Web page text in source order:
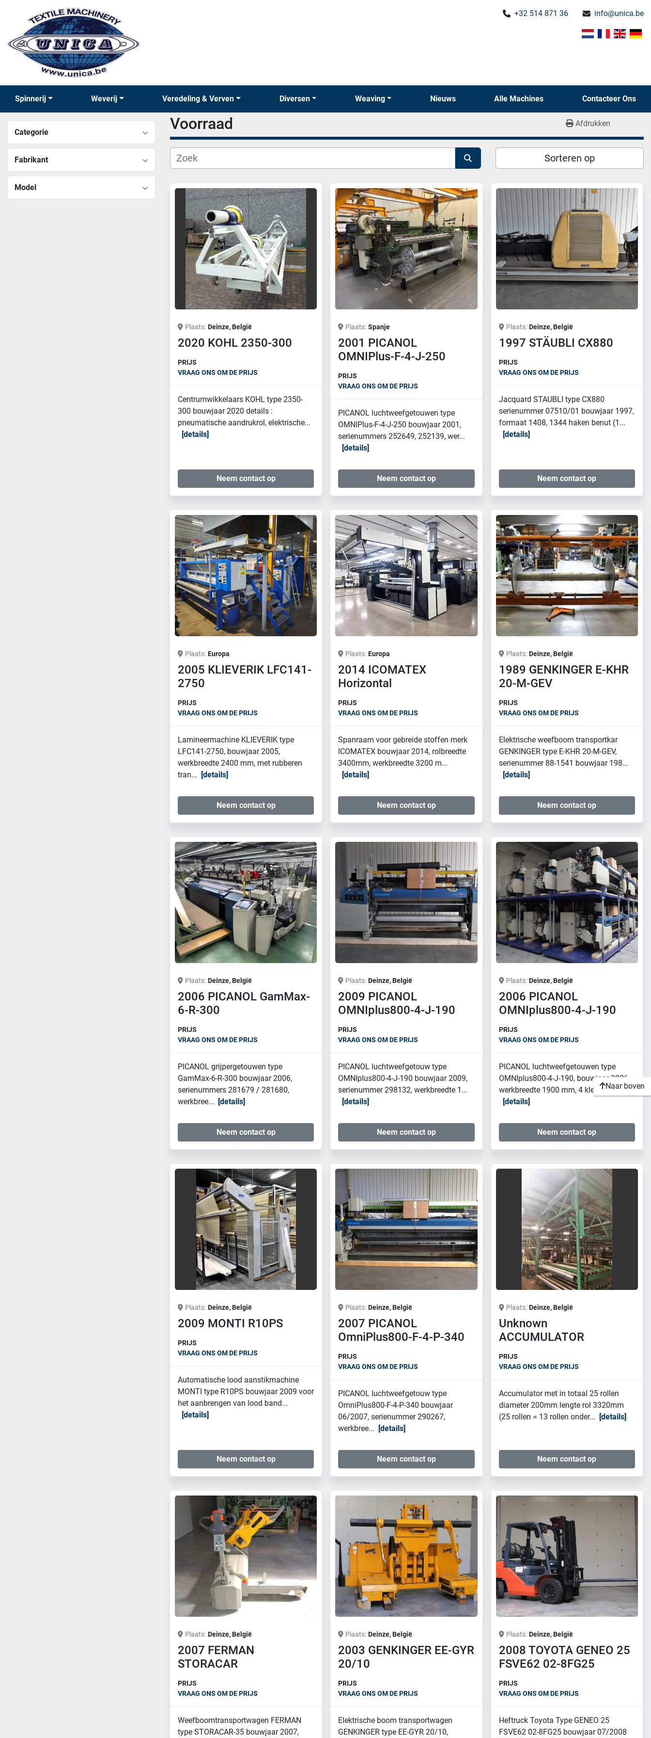
+32 514 871 36 info@unica.be
Spinnerij Weverij Veredeling & Verven Diversen Weaving Nieuws Alle Machines Contacteer Ons
Categorie
Fabrikant
Model
Voorraad Afdrukken
Sorteren op
Plaats Deinze, België
2020 KOHL 2350-300
PRIJS
VRAAG ONS OM DE PRIJS
Centrumwikkelaars KOHL type 2350-
300 bouwjaar 2020 details :
pneumatische aandrukrol, elektrische...
details
Neem contact op
Plaats Spanje
2001 PICANOL
OMNIPlus-F-4-J-250
PRIJS
VRAAG ONS OM DE PRIJS
PICANOL luchtweefgetouwen type
OMNIPlus-F-4-J-250 bouwjaar 2001,
serienummers 252649, 252139, wer...
details
Neem contact op
Plaats Deinze, België
1997 STÄUBLI CX880
PRIJS
VRAAG ONS OM DE PRIJS
Jacquard STAUBLI type CX880
serienummer 07510/01 bouwjaar 1997,
formaat 1408, 1344 haken benut (1...
details
Neem contact op
Plaats Europa
2005 KLIEVERIK LFC141-
2750
PRIJS
VRAAG ONS OM DE PRIJS
Lamineermachine KLIEVERIK type
LFC141-2750, bouwjaar 2005,
werkbreedte 2400 mm, met rubberen
tran...
details
Neem contact op
Plaats Europa
2014 ICOMATEX
Horizontal
PRIJS
VRAAG ONS OM DE PRIJS
Spanraam voor gebreide stoffen merk
ICOMATEX bouwjaar 2014, rolbreedte
3400mm, werkbreedte 3200 m...
details
Neem contact op
Plaats Deinze, België
1989 GENKINGER E-KHR
20-M-GEV
PRIJS
VRAAG ONS OM DE PRIJS
Elektrische weefboom transportkar
GENKINGER type E-KHR 20-M-GEV,
serienummer 88-1541 bouwjaar 198...
details
Neem contact op
Plaats Deinze, België
2006 PICANOL GamMax-
6-R-300
PRIJS
VRAAG ONS OM DE PRIJS
PICANOL grijpergetouwen type
GamMax-6-R-300 bouwjaar 2006,
serienummers 281679 / 281680,
werkbree...
details
Neem contact op
Plaats Deinze, België
2009 PICANOL
OMNIplus800-4-J-190
PRIJS
VRAAG ONS OM DE PRIJS
PICANOL luchtweefgetouw type
OMNIplus800-4-J-190 bouwjaar 2009,
serienummer 298132, werkbreedte 1...
details
Neem contact op
Plaats Deinze, België
2006 PICANOL
OMNIplus800-4-J-190
PRIJS
VRAAG ONS OM DE PRIJS
PICANOL luchtweefgetouwen type
OMNIplus800-4-J-190, bouwjaar 2006,
werkbreedte 1900 mm, 4 kleuren...
details
Neem contact op
Plaats Deinze, België
2009 MONTI R10PS
PRIJS
VRAAG ONS OM DE PRIJS
Automatische lood aanstikmachine
MONTI type R10PS bouwjaar 2009 voor
het aanbrengen van lood band...
details
Neem contact op
Plaats Deinze, België
2007 PICANOL
OmniPlus800-F-4-P-340
PRIJS
VRAAG ONS OM DE PRIJS
PICANOL luchtweefgetouw type
OmniPlus800-F-4-P-340 bouwjaar
06/2007, serienummer 290267,
werkbree...
details
Neem contact op
Plaats Deinze, België
Unknown
ACCUMULATOR
PRIJS
VRAAG ONS OM DE PRIJS
Accumulator met in totaal 25 rollen
diameter 200mm lengte rol 3320mm
(25 rollen = 13 rollen onder...
details
Neem contact op
Plaats Deinze, België
2007 FERMAN
STORACAR
PRIJS
VRAAG ONS OM DE PRIJS
Weefboomtransportwagen FERMAN
type STORACAR-35 bouwjaar 2007,
Plaats Deinze, België
2003 GENKINGER EE-GYR
20/10
PRIJS
VRAAG ONS OM DE PRIJS
Elektrische boom transportwagen
GENKINGER type EE-GYR 20/10,
Plaats Deinze, België
2008 TOYOTA GENEO 25
FSVE62 02-8FG25
PRIJS
VRAAG ONS OM DE PRIJS
Heftruck Toyota Type GENEO 25
FSVE62 02-8FG25 bouwjaar 07/2008
Naar boven